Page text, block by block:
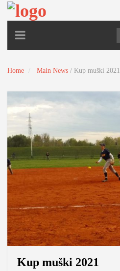
TOGGLE
NAVIGATION
Home Main News / Kup muški 2021
Kup muški 2021